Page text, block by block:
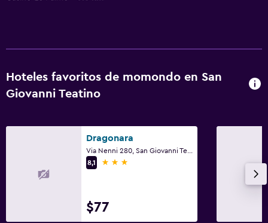
Hoteles favoritos de momondo en San
Giovanni Teatino
Dragonara
8,1
3 estrellas
$77